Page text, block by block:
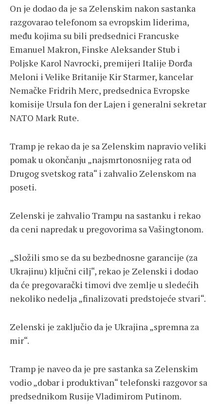
On je dodao da je sa Zelenskim nakon sastanka
razgovarao telefonom sa evropskim liderima,
među kojima su bili predsednici Francuske
Emanuel Makron, Finske Aleksander Stub i
Poljske Karol Navrocki, premijeri Italije Đorđa
Meloni i Velike Britanije Kir Starmer, kancelar
Nemačke Fridrih Merc, predsednica Evropske
komisije Ursula fon der Lajen i generalni sekretar
NATO Mark Rute.
Tramp je rekao da je sa Zelenskim napravio veliki
pomak u okončanju „najsmrtonosnijeg rata od
Drugog svetskog rata“ i zahvalio Zelenskom na
poseti.
Zelenski je zahvalio Trampu na sastanku i rekao
da ceni napredak u pregovorima sa Vašingtonom.
„Složili smo se da su bezbednosne garancije (za
Ukrajinu) ključni cilj“, rekao je Zelenski i dodao
da će pregovarački timovi dve zemlje u sledećih
nekoliko nedelja „finalizovati predstojeće stvari“.
Zelenski je zaključio da je Ukrajina „spremna za
mir“.
Tramp je naveo da je pre sastanka sa Zelenskim
vodio „dobar i produktivan“ telefonski razgovor sa
predsednikom Rusije Vladimirom Putinom.